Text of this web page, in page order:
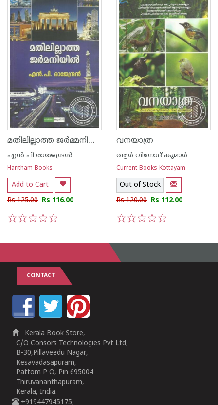
മതിലില്ലാത്ത ജര്‍മ്മനിയില്‍
എന്‍ പി രാജേന്ദ്രന്‍
Haritham Books
Add to Cart
Rs 125.00 Rs 116.00
വനയാത്ര
ആര്‍ വിനോദ് കുമാര്‍
Current Books Kottayam
Out of Stock
Rs 120.00 Rs 112.00
CONTACT
Kerala Book Store,
C/O Consors Technologies Pvt Ltd,
B-30,Pillaveedu Nagar,
Kesavadasapuram,
Pattom P O, Pin 695004
Thiruvananthapuram,
Kerala, India.
+919447945175,